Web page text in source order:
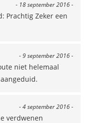
- 18 september 2016 -
Prachtig Zeker een
- 9 september 2016 -
niet helemaal
- 4 september 2016 -
verdwenen